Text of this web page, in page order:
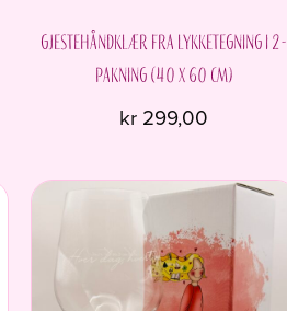
Gjestehåndklær fra Lykketegning i 2-
pakning (40 x 60 cm)
kr 299,00
produktet
har
flere
varianter.